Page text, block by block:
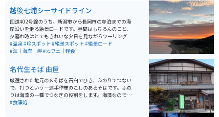
パノラマタワーは冬季の間は休業しています。 夜には山
頂付近から全国夜景100選、日本夜景遺産に選定されて
いる越後平野のきらめく夜景と満天の星空を楽しむこと
ができます。山頂には彌彦神社の奥宮、御神廟がありま
す。古くから霊山として崇められてきた弥彦山の自然の
パワー、神聖な空気を感じられます。
越後七浦シーサイドライン
国道402号線のうち、新潟市から長岡市の寺泊までの海
岸沿いを走る絶景ロードです。昼間はもちろんのこと、
夕暮れ時はとてもきれいな夕日を見ながらツーリングを
楽しむことができます。また、ところどころに駐車場も
あるので、ゆっくり海を眺めることもできます。海の幸
台などお食事処も景色も楽しめるルートです。また、キ
ャンプ場や温泉もシーサイドライン近くに密集していま
す。
#温泉#珍スポット #絶景スポット #絶景ロード
#海｜海岸｜岬#カフェ｜軽食
名代生そば 由屋
厳選された地元の玄そばを石臼でひき、ふのりでつない
で、打つという一連手作業のこしのあるそばです。ふの
りは海藻の一種でつなぎの役割をします。海藻なのでツ
ルツルとした舌触りで喉越しも気持ちいい。観光で食事
#食事処